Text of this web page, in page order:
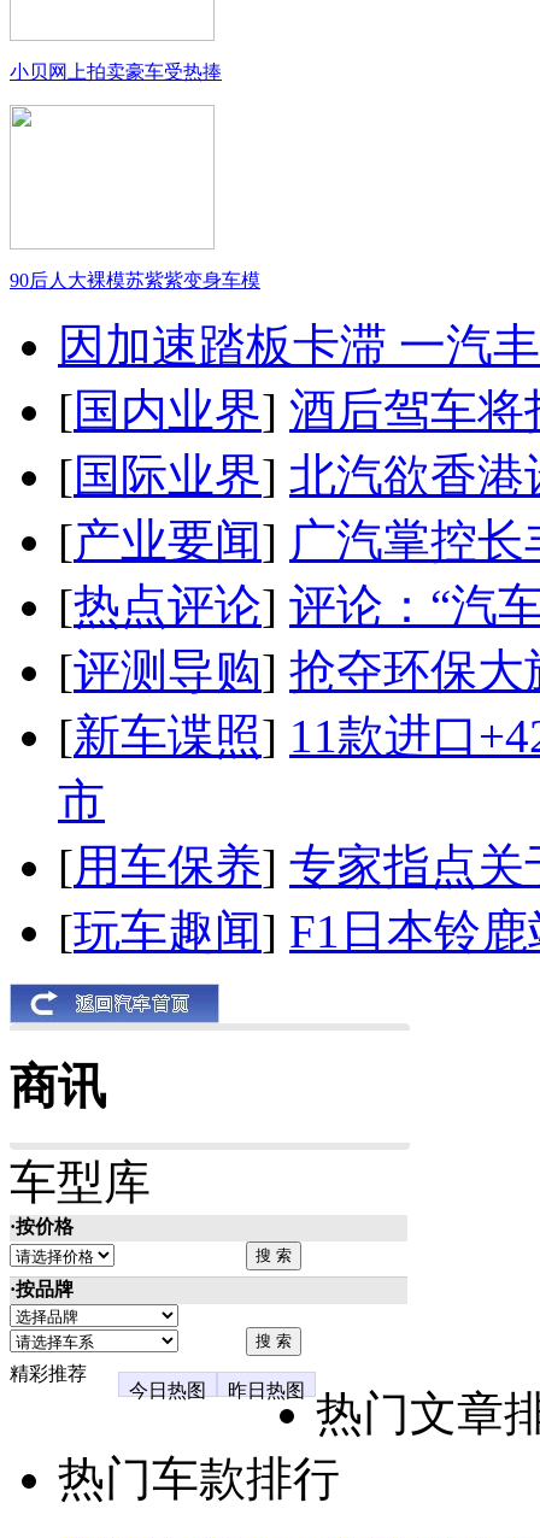
小贝网上拍卖豪车受热捧
90后人大裸模苏紫紫变身车模
因加速踏板卡滞 一汽
[国内业界] 酒后驾车将
[国际业界] 北汽欲香港
[产业要闻] 广汽掌控
[热点评论] 评论：“汽
[评测导购] 抢夺环保大
[新车谍照] 11款进口
市
[用车保养] 专家指点关
[玩车趣闻] F1日本铃
商讯
车型库
·按价格
·按品牌
精彩推荐
今日热图
昨日热图
热门文章
热门车款排行